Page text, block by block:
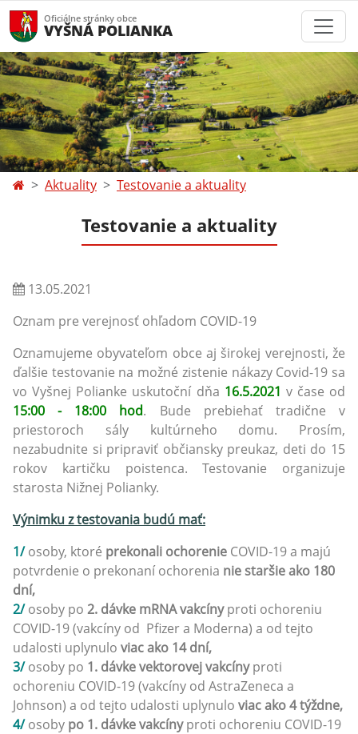
Oficiálne stránky obce
VYŠNÁ POLIANKA
Aktuality Testovanie a aktuality
Testovanie a aktuality
13.05.2021
Oznam pre verejnosť ohľadom COVID-19
Oznamujeme obyvateľom obce aj širokej verejnosti, že
ďalšie testovanie na možné zistenie nákazy Covid-19 sa
vo Vyšnej Polianke uskutoční dňa 16.5.2021 v čase od
15:00 - 18:00 hod. Bude prebiehať tradične v
priestoroch sály kultúrneho domu. Prosím,
nezabudnite si pripraviť občiansky preukaz, deti do 15
rokov kartičku poistenca. Testovanie organizuje
starosta Nižnej Polianky.
Výnimku z testovania budú mať:
1/osoby, ktoré prekonali ochorenie COVID-19 a majú
potvrdenie o prekonaní ochorenia nie staršie ako 180
dní,
2/osoby po 2. dávke mRNA vakcínyproti ochoreniu
COVID-19 (vakcíny od Pfizer a Moderna) a od tejto
udalosti uplynulo viac ako 14 dní,
3/osoby po 1. dávke vektorovej vakcínyproti
ochoreniu COVID-19 (vakcíny od AstraZeneca a
Johnson) a od tejto udalosti uplynulo viac ako 4 týždne,
4/osoby po 1. dávke vakcínyproti ochoreniu COVID-19